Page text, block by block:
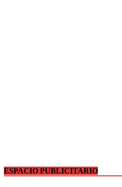
ESPACIO PUBLICITARIO